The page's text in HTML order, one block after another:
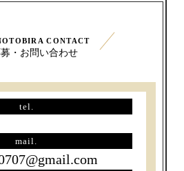
CONTACT
・お問い合わせ
tel.
mail.